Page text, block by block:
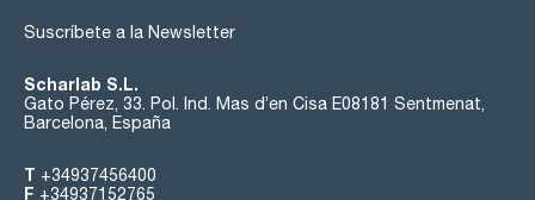
Suscríbete a la Newsletter
Scharlab S.L.
Gato Pérez, 33. Pol. Ind. Mas d’en Cisa E08181 Sentmenat,
Barcelona, España
T +34937456400
F +34937152765